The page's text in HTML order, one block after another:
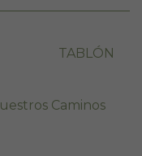
TABLÓN
Caminos